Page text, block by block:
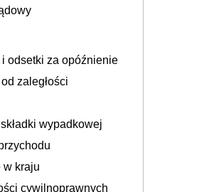
odsetki za opóźnienie
zaległości
wypadkowej
w kraju
cywilnoprawnych